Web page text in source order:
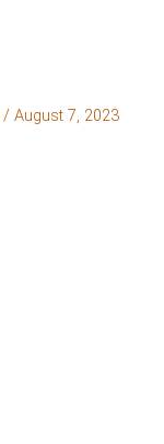
/ August 7, 2023